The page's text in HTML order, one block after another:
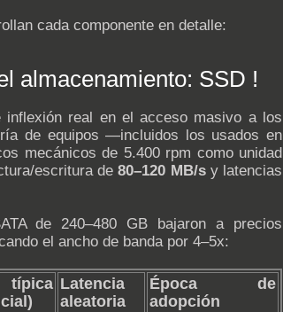
cada componente en detalle:
almacenamiento: SSD !
real en el acceso masivo a los
de equipos —incluidos los usados en
mecánicos de 5.400 rpm como unidad
escritura de80–120 MB/sy latencias
de 240–480 GB bajaron a precios
el ancho de banda por 4–5x:
Latencia
aleatoria
Época de
adopción